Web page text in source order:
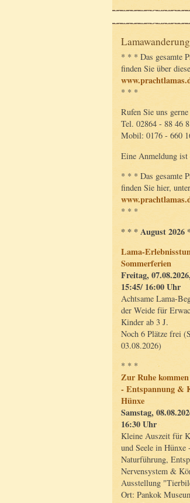
* * * Das gesamte
finden Sie über
* * *
Rufen Sie uns gerne
Tel. 02864 - 88 46
Mobil: 0176 - 660
Eine Anmeldung
* * * Das gesamte
finden Sie hier,
* * *
* * * August 2026
Lama-
Sommerferien
Freitag,
15:45/ 16:00 Uhr
Achtsame Lama-
der Weide für
Kinder ab 3 J.
Noch 6 Plätze frei
03.08.2026)
* * *
Zur Ruhe
- Entspannung &
Hünxe
Samstag,
16:30 Uhr
Kleine Auszeit für
und Seele in Hünxe
Naturführung,
Nervensystem &
Ausstellung
Ort: Pankok